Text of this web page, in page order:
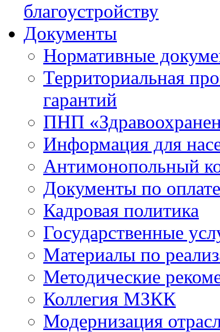
благоустройству
Документы
Нормативные
Территориальная
гарантий
ПНП
Информация для
Антимонопольный
Документы по
Кадровая политика
Государственные
Материалы по
Методические
Коллегия МЗКК
Модернизация